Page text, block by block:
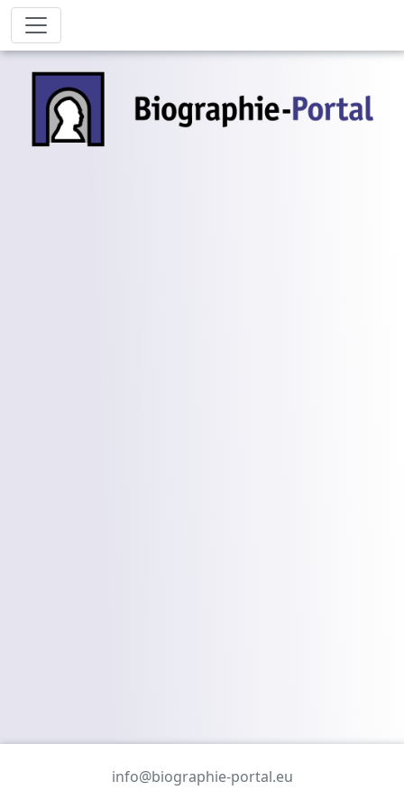
info@biographie-portal.eu